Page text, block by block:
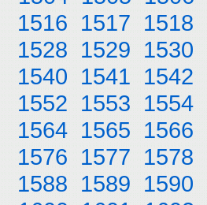
1516 1517 1518
1528 1529 1530
1540 1541 1542
1552 1553 1554
1564 1565 1566
1576 1577 1578
1588 1589 1590